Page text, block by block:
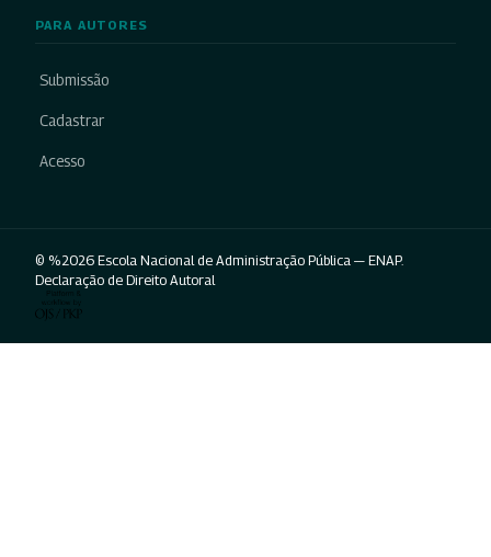
PARA AUTORES
Submissão
Cadastrar
Acesso
© %2026 Escola Nacional de Administração Pública — ENAP.
Declaração de Direito Autoral